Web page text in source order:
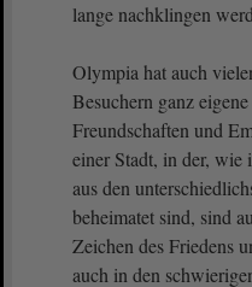
lange nachklingen
Olympia hat auch
Besuchern ganz
Freundschaften und
einer Stadt, in der, wie
aus den
beheimatet sind, sind
Zeichen des Friedens
auch in den